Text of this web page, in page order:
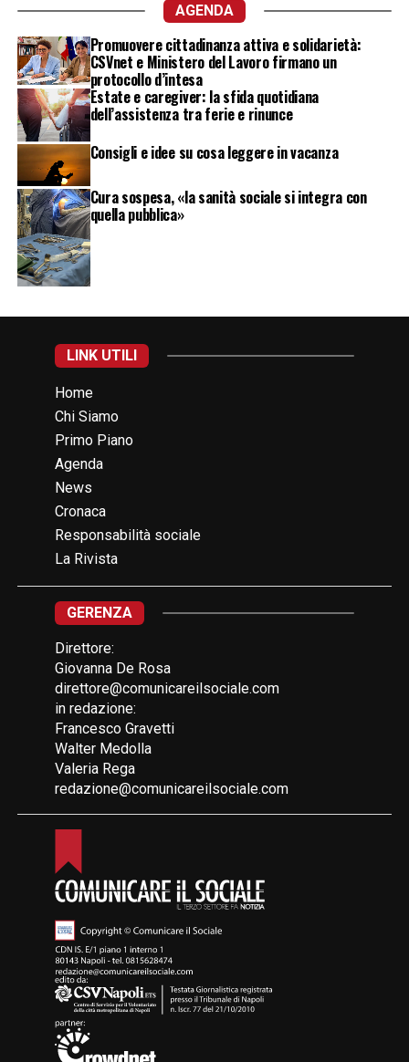
AGENDA
Promuovere cittadinanza attiva e solidarietà:
CSVnet e Ministero del Lavoro firmano un
protocollo d’intesa
Estate e caregiver: la sfida quotidiana
dell’assistenza tra ferie e rinunce
Consigli e idee su cosa leggere in vacanza
Cura sospesa, «la sanità sociale si integra con
quella pubblica»
LINK UTILI
Home
Chi Siamo
Primo Piano
Agenda
News
Cronaca
Responsabilità sociale
La Rivista
GERENZA
Direttore:
Giovanna De Rosa
direttore@comunicareilsociale.com
in redazione:
Francesco Gravetti
Walter Medolla
Valeria Rega
redazione@comunicareilsociale.com